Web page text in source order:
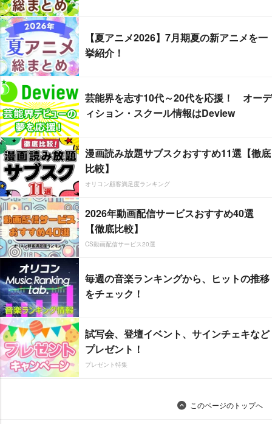
【夏アニメ2026】7月期夏の新アニメを一
挙紹介！
芸能界を志す10代～20代を応援！ オーデ
ィション・スクール情報はDeview
漫画読み放題サブスクおすすめ11選【徹底
比較】
オリコン顧客満足度ランキング
2026年動画配信サービスおすすめ40選
【徹底比較】
CS動画配信サービス20選
毎週の音楽ランキングから、ヒットの推移
をチェック！
試写会、登壇イベント、サインチェキなど
プレゼント！
プレゼント特集
このページのトップへ